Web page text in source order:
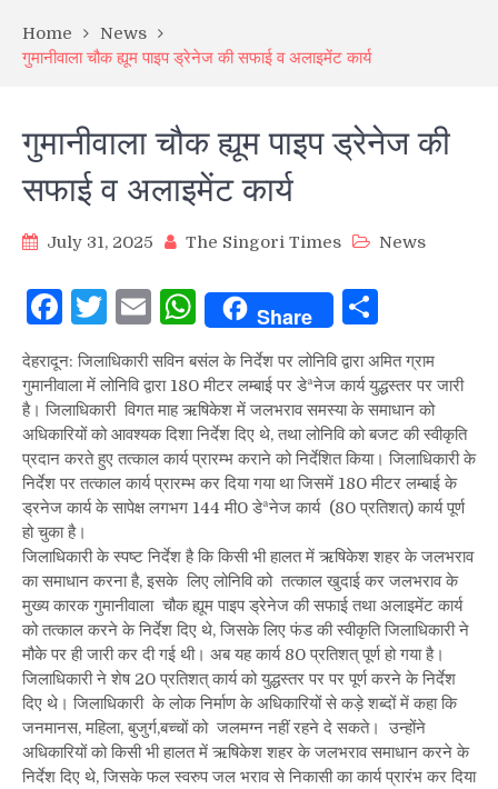
Home
News
गुमानीवाला चौक ह्यूम पाइप ड्रेनेज की सफाई व अलाइमेंट कार्य
गुमानीवाला चौक ह्यूम पाइप ड्रेनेज की
सफाई व अलाइमेंट कार्य
July 31, 2025 The Singori Times News
Facebook
Twitter
EmailWhatsApp
Share
देहरादून: जिलाधिकारी सविन बसंल के निर्देश पर लोनिवि द्वारा अमित ग्राम
गुमानीवाला में लोनिवि द्वारा 180 मीटर लम्बाई पर डेªनेज कार्य युद्धस्तर पर जारी
है। जिलाधिकारी विगत माह ऋषिकेश में जलभराव समस्या के समाधान को
अधिकारियों को आवश्यक दिशा निर्देश दिए थे, तथा लोनिवि को बजट की स्वीकृति
प्रदान करते हुए तत्काल कार्य प्रारम्भ कराने को निर्देशित किया। जिलाधिकारी के
निर्देश पर तत्काल कार्य प्रारम्भ कर दिया गया था जिसमें 180 मीटर लम्बाई के
ड्रनेज कार्य के सापेक्ष लगभग 144 मी0 डेªनेज कार्य (80 प्रतिशत्) कार्य पूर्ण
हो चुका है।
जिलाधिकारी के स्पष्ट निर्देश है कि किसी भी हालत में ऋषिकेश शहर के जलभराव
का समाधान करना है, इसके लिए लोनिवि को तत्काल खुदाई कर जलभराव के
मुख्य कारक गुमानीवाला चौक ह्यूम पाइप ड्रेनेज की सफाई तथा अलाइमेंट कार्य
को तत्काल करने के निर्देश दिए थे, जिसके लिए फंड की स्वीकृति जिलाधिकारी ने
मौके पर ही जारी कर दी गई थी। अब यह कार्य 80 प्रतिशत् पूर्ण हो गया है।
जिलाधिकारी ने शेष 20 प्रतिशत् कार्य को युद्धस्तर पर पर पूर्ण करने के निर्देश
दिए थे। जिलाधिकारी के लोक निर्माण के अधिकारियों से कड़े शब्दों में कहा कि
जनमानस, महिला, बुजुर्ग,बच्चों को जलमग्न नहीं रहने दे सकते। उन्होंने
अधिकारियों को किसी भी हालत में ऋषिकेश शहर के जलभराव समाधान करने के
निर्देश दिए थे, जिसके फल स्वरुप जल भराव से निकासी का कार्य प्रारंभ कर दिया